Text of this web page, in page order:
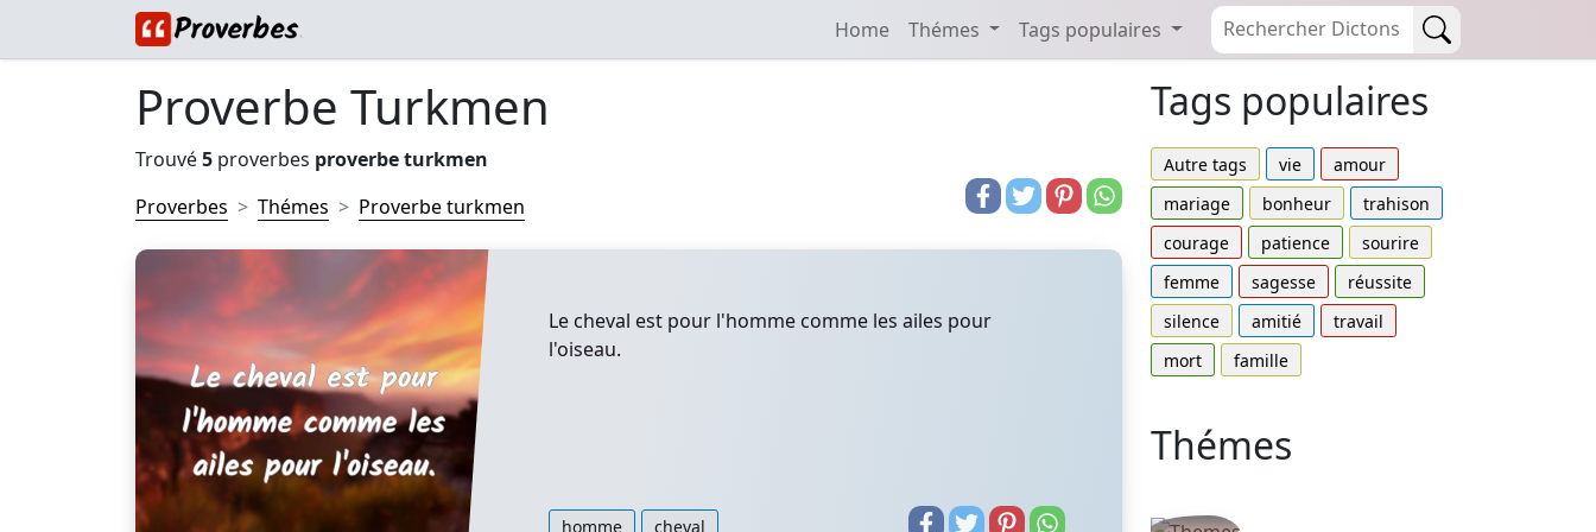
Home Thémes Tags populaires
Proverbe Turkmen
Trouvé5 proverbes proverbe turkmen
Proverbes
Thémes Proverbe turkmen
Le cheval est pour l'homme comme les ailes pour
l'oiseau.
homme cheval
Tags populaires
Autre tags vie
amour
mariage
bonheur
trahison
courage
patience
sourire
femme
sagesse
réussite
silence
amitié
travail
mort
famille
Thémes